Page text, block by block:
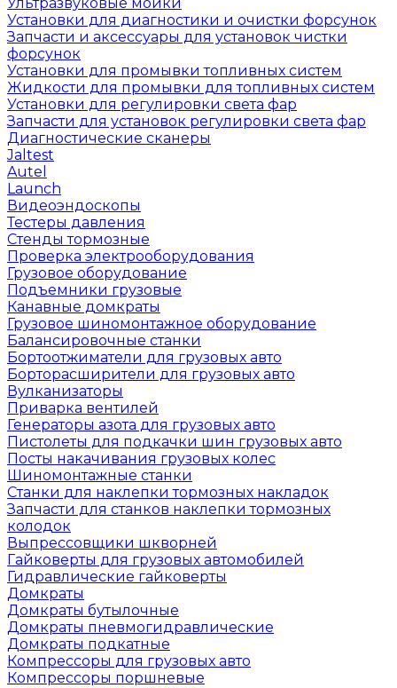
Установки для диагностики и очистки форсунок
Запчасти и аксессуары для установок чистки
форсунок
Установки для промывки топливных систем
Жидкости для промывки для топливных систем
Установки для регулировки света фар
Запчасти для установок регулировки света фар
Диагностические сканеры
Jaltest
Autel
Launch
Видеоэндоскопы
Тестеры давления
Стенды тормозные
Проверка электрооборудования
Грузовое оборудование
Подъемники грузовые
Канавные домкраты
Грузовое шиномонтажное оборудование
Балансировочные станки
Бортоотжиматели для грузовых авто
Борторасширители для грузовых авто
Вулканизаторы
Приварка вентилей
Генераторы азота для грузовых авто
Пистолеты для подкачки шин грузовых авто
Посты накачивания грузовых колес
Шиномонтажные станки
Станки для наклепки тормозных накладок
Запчасти для станков наклепки тормозных
колодок
Выпрессовщики шкворней
Гайковерты для грузовых автомобилей
Гидравлические гайковерты
Домкраты
Домкраты бутылочные
Домкраты пневмогидравлические
Домкраты подкатные
Компрессоры для грузовых авто
Компрессоры поршневые